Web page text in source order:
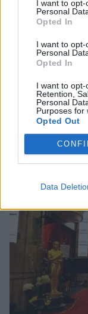
I want to
Personal
Opted In
I want to
Personal
Opted In
I want to opt-
Retention,
Personal
Purposes for
Opted Out
Data
Όσκαρ 2017:
φορά στα
00:05 @27-02-